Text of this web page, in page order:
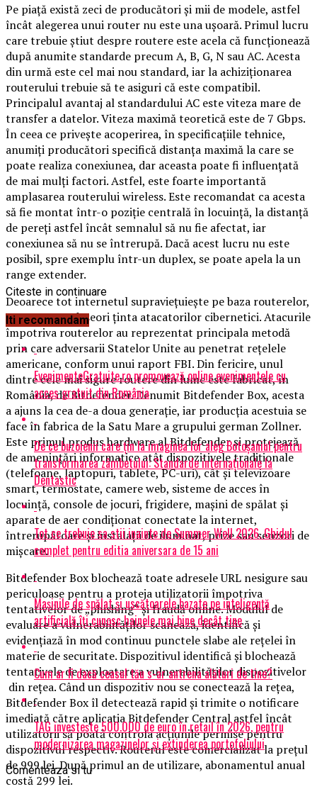
Pe piaţă există zeci de producători şi mii de modele, astfel
încât alegerea unui router nu este una uşoară. Primul lucru
care trebuie ştiut despre routere este acela că funcţionează
după anumite standarde precum A, B, G, N sau AC. Acesta
din urmă este cel mai nou standard, iar la achiziţionarea
routerului trebuie să te asiguri că este compatibil.
Principalul avantaj al standardului AC este viteza mare de
transfer a datelor. Viteza maximă teoretică este de 7 Gbps.
În ceea ce priveşte acoperirea, în specificaţiile tehnice,
anumiţi producători specifică distanţa maximă la care se
poate realiza conexiunea, dar aceasta poate fi influenţată
de mai mulţi factori. Astfel, este foarte importantă
amplasarea routerului wireless. Este recomandat ca acesta
să fie montat într-o poziţie centrală în locuinţă, la distanţă
de pereţi astfel încât semnalul să nu fie afectat, iar
conexiunea să nu se întrerupă. Dacă acest lucru nu este
posibil, spre exemplu într-un duplex, se poate apela la un
range extender.
Deoarece tot internetul supravieţuieşte pe baza routerelor,
acestea sunt deseori ţinta atacatorilor cibernetici. Atacurile
împotriva routerelor au reprezentat principala metodă
prin care adversarii Statelor Unite au penetrat reţelele
americane, conform unui raport FBI. Din fericire, unul
dintre cele mai sigure routere din lume este fabricat, în
România, de Bitdefender. Denumit Bitdefender Box, acesta
a ajuns la cea de-a doua generaţie, iar producţia acestuia se
face în fabrica de la Satu Mare a grupului german Zollner.
Este primul produs hardware al Bitdefender şi protejează
de ameninţări informatice atât dispozitivele tradiţionale
(telefoane, laptopuri, tablete, PC-uri), cât şi televizoare
smart, termostate, camere web, sisteme de acces în
locuinţă, console de jocuri, frigidere, maşini de spălat şi
aparate de aer condiţionat conectate la internet,
întrerupătoare şi instalaţii de iluminat, prize sau senzori de
mişcare.
Bitdefender Box blochează toate adresele URL nesigure sau
periculoase pentru a proteja utilizatorii împotriva
tentativelor de „phishing“ şi fraudă online. Modulul de
evaluare a vulnerabilităţilor scanează, identifică şi
evidenţiază în mod continuu punctele slabe ale reţelei în
materie de securitate. Dispozitivul identifică şi blochează
tentativele de exploatare a vulnerabilităţilor dispozitivelor
din reţea. Când un dispozitiv nou se conectează la reţea,
Bitdefender Box îl detectează rapid şi trimite o notificare
imediată către aplicaţia Bitdefender Central astfel încât
utilizatorii să poată controla acţiunile permise pentru
dispozitivul respectiv. Routerul este comercializat la preţul
de 999 lei. După primul an de utilizare, abonamentul anual
costă 299 lei.
Citeste in continuare
Iti recomandam
EvenimenteGratuite.ro promovează online evenimentele cu
acces gratuit din România
De ce buzoienii care țin la imaginea lor aleg Botoșaniul pentru
transformarea zâmbetului: Standarde internaționale la
Dentastic
Tot ce trebuie sa stii inainte de Summer Well 2026. Ghidul
complet pentru editia aniversara de 15 ani
Mașinile de spălat și uscătoarele bazate pe inteligență
artificială îți cunosc hainele mai bine decât tine
Cum ar fi dacă ceasul tău s-ar antrena alături de tine?
TAG investește 500.000 de euro în retail în 2026, pentru
modernizarea magazinelor și extinderea portofoliului
Comenteaza si tu